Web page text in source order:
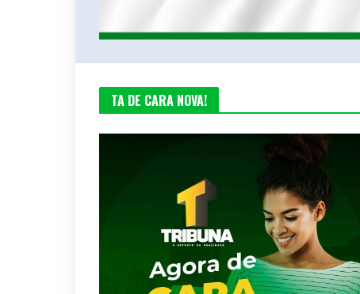
TA DE CARA NOVA!